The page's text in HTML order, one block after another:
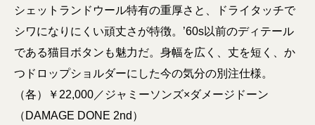
シェットランドウール特有の重厚さと、ドライタッチで
シワになりにくい頑丈さが特徴。’60s以前のディテール
である猫目ボタンも魅力だ。身幅を広く、丈を短く、か
つドロップショルダーにした今の気分の別注仕様。
（各）￥22,000／ジャミーソンズ×ダメージドーン
（DAMAGE DONE 2nd）